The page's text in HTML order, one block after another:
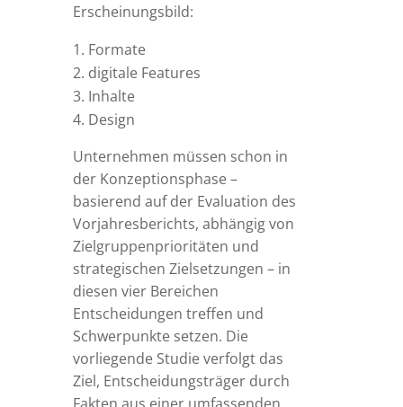
Erscheinungsbild:
Formate
digitale Features
Inhalte
Design
Unternehmen müssen schon in
der Konzeptionsphase –
basierend auf der Evaluation des
Vorjahresberichts, abhängig von
Zielgruppenprioritäten und
strategischen Zielsetzungen – in
diesen vier Bereichen
Entscheidungen treffen und
Schwerpunkte setzen. Die
vorliegende Studie verfolgt das
Ziel, Entscheidungsträger durch